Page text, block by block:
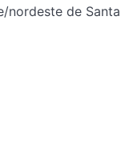
nordeste de Santa